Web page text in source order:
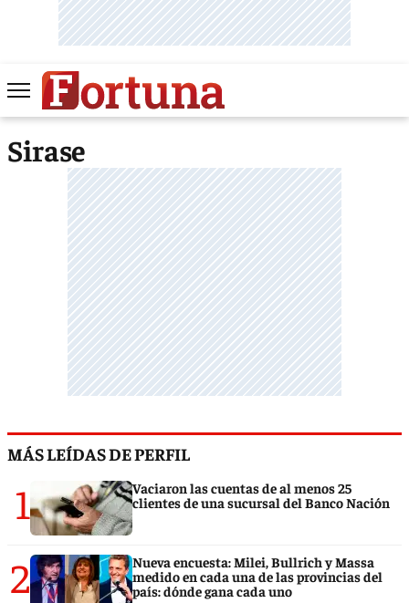
Sirase
MÁS LEÍDAS DE PERFIL
1
Vaciaron las cuentas de al menos 25
clientes de una sucursal del Banco Nación
2
Nueva encuesta: Milei, Bullrich y Massa
medido en cada una de las provincias del
país: dónde gana cada uno